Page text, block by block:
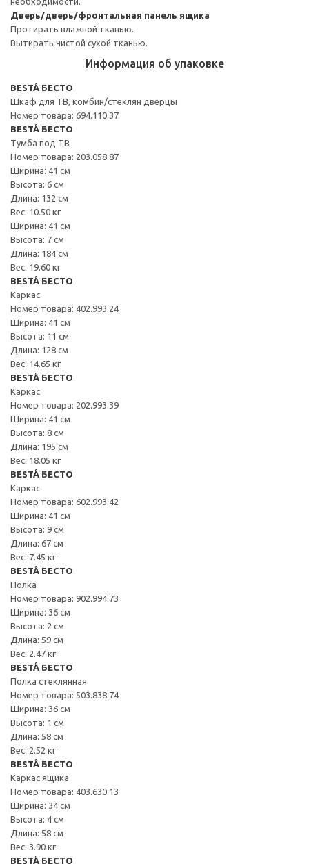
Дверь/дверь/фронтальная панель ящика
Протирать влажной тканью.
Вытирать чистой сухой тканью.
Информация об упаковке
BESTÅ БЕСТО
Шкаф для ТВ, комбин/стеклян дверцы
Номер товара: 694.110.37
BESTÅ БЕСТО
Тумба под ТВ
Номер товара: 203.058.87
Ширина: 41 см
Высота: 6 см
Длина: 132 см
Вес: 10.50 кг
Ширина: 41 см
Высота: 7 см
Длина: 184 см
Вес: 19.60 кг
BESTÅ БЕСТО
Каркас
Номер товара: 402.993.24
Ширина: 41 см
Высота: 11 см
Длина: 128 см
Вес: 14.65 кг
BESTÅ БЕСТО
Каркас
Номер товара: 202.993.39
Ширина: 41 см
Высота: 8 см
Длина: 195 см
Вес: 18.05 кг
BESTÅ БЕСТО
Каркас
Номер товара: 602.993.42
Ширина: 41 см
Высота: 9 см
Длина: 67 см
Вес: 7.45 кг
BESTÅ БЕСТО
Полка
Номер товара: 902.994.73
Ширина: 36 см
Высота: 2 см
Длина: 59 см
Вес: 2.47 кг
BESTÅ БЕСТО
Полка стеклянная
Номер товара: 503.838.74
Ширина: 36 см
Высота: 1 см
Длина: 58 см
Вес: 2.52 кг
BESTÅ БЕСТО
Каркас ящика
Номер товара: 403.630.13
Ширина: 34 см
Высота: 4 см
Длина: 58 см
Вес: 3.90 кг
BESTÅ БЕСТО